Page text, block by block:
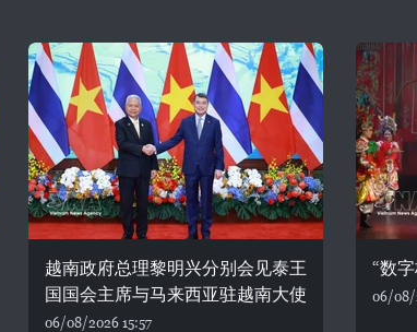
越南政府总理黎明兴分别会见泰王
国国会主席与马来西亚驻越南大使
06/08/2026 15:57
“数
06/08/